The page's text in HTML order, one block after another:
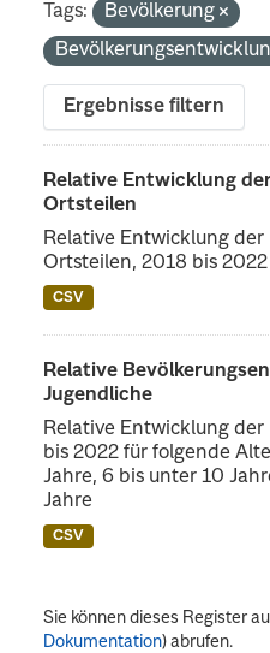
Tags:
Bevölkerung
Ergebnisse filtern
Relative Entwicklung
Ortsteilen
Relative Entwicklung
Ortsteilen, 2018 bis 2022
CSV
Relative
Jugendliche
Relative Entwicklung
bis 2022 für folgende
Jahre, 6 bis unter 10
Jahre
CSV
Sie können dieses Register
Dokumentation) abrufen.